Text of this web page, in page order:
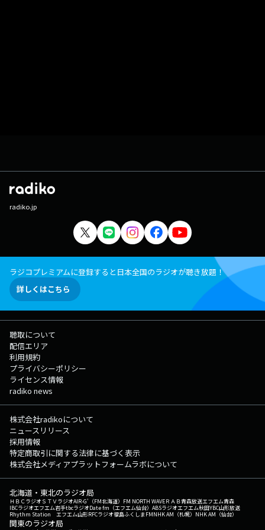
radiko.jp
ラジコプレミアムに登録すると日本全国のラジオが聴き放題！
詳しくはこちら
聴取について
配信エリア
利用規約
プライバシーポリシー
ライセンス情報
radiko news
株式会社radikoについて
ニュースリリース
採用情報
特定商取引に関する法律に基づく表示
株式会社メディアプラットフォームラボについて
北海道・東北のラジオ局
ＨＢＣラジオＳＴＶラジオAIR-G'（FM北海道） FM NORTH WAVEＲＡＢ青森放送エフエム青森
IBCラジオエフエム岩手tbcラジオDate fm（エフエム仙台） ABSラジオエフエム秋田YBC山形放送
Rhythm Station エフエム山形RFCラジオ福島ふくしまFMNHK AM（札幌） NHK AM（仙台）
関東のラジオ局